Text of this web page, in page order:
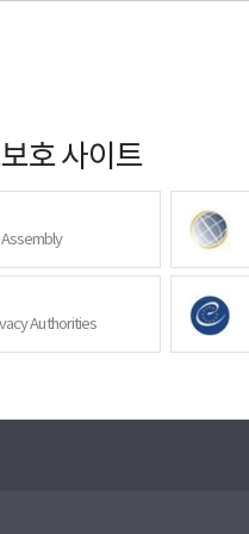
호 사이트
Authorities